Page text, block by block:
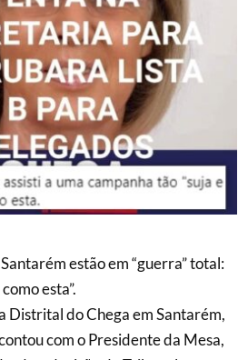
estão em “guerra” total:
esta”.
Distrital do Chega em Santarém,
com o Presidente da Mesa,